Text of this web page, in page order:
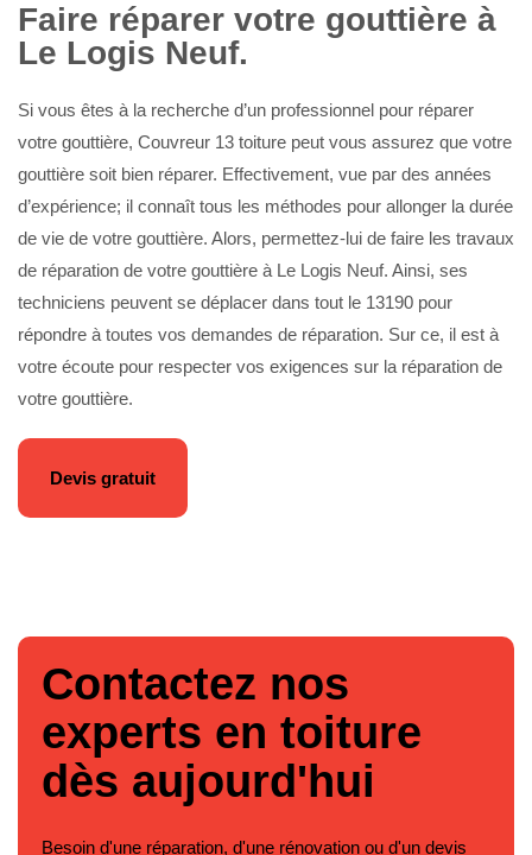
Faire réparer votre gouttière à
Le Logis Neuf.
Si vous êtes à la recherche d’un professionnel pour réparer
votre gouttière, Couvreur 13 toiture peut vous assurez que votre
gouttière soit bien réparer. Effectivement, vue par des années
d’expérience; il connaît tous les méthodes pour allonger la durée
de vie de votre gouttière. Alors, permettez-lui de faire les travaux
de réparation de votre gouttière à Le Logis Neuf. Ainsi, ses
techniciens peuvent se déplacer dans tout le 13190 pour
répondre à toutes vos demandes de réparation. Sur ce, il est à
votre écoute pour respecter vos exigences sur la réparation de
votre gouttière.
Devis gratuit
Contactez nos
experts en toiture
dès aujourd'hui
Besoin d'une réparation, d'une rénovation ou d'un devis